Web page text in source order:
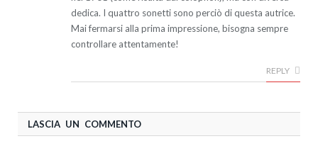
dedica. I quattro sonetti sono perciò di questa autrice.
Mai fermarsi alla prima impressione, bisogna sempre
controllare attentamente!
REPLY
LASCIA UN COMMENTO